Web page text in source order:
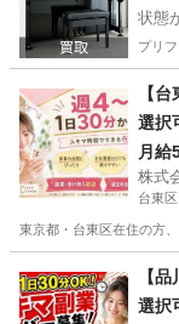
状態
プリフ
【
選択
月給
株式
台東区
東京都・台東区在住の方
そ
【
選択